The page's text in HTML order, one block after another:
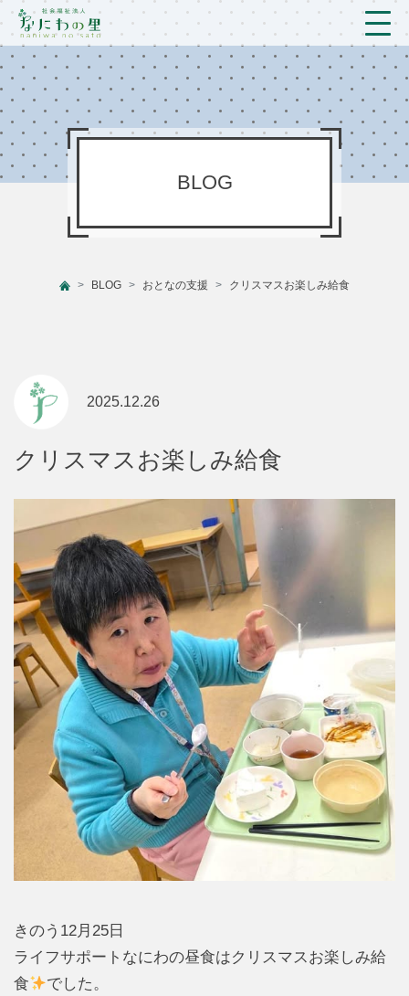
トップ
法人概要/アクセス
こども/相談支援
新着情報
BLOG
BLOG おとなの支援 クリスマスお楽しみ給食
2025.12.26
クリスマスお楽しみ給食
きのう12月25日
ライフサポートなにわの昼食はクリスマスお楽しみ給
食
でした。